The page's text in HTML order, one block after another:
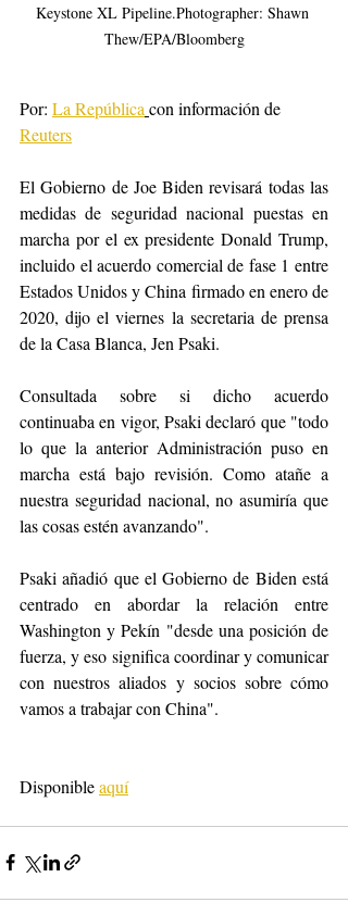
Keystone XL Pipeline.Photographer: Shawn
Thew/EPA/Bloomberg
Por: La República con información de
Reuters
El Gobierno de Joe Biden revisará todas las
medidas de seguridad nacional puestas en
marcha por el ex presidente Donald Trump,
incluido el acuerdo comercial de fase 1 entre
Estados Unidos y China firmado en enero de
2020, dijo el viernes la secretaria de prensa
de la Casa Blanca, Jen Psaki.
Consultada sobre si dicho acuerdo
continuaba en vigor, Psaki declaró que "todo
lo que la anterior Administración puso en
marcha está bajo revisión. Como atañe a
nuestra seguridad nacional, no asumiría que
las cosas estén avanzando".
Psaki añadió que el Gobierno de Biden está
centrado en abordar la relación entre
Washington y Pekín "desde una posición de
fuerza, y eso significa coordinar y comunicar
con nuestros aliados y socios sobre cómo
vamos a trabajar con China".
Disponible aquí